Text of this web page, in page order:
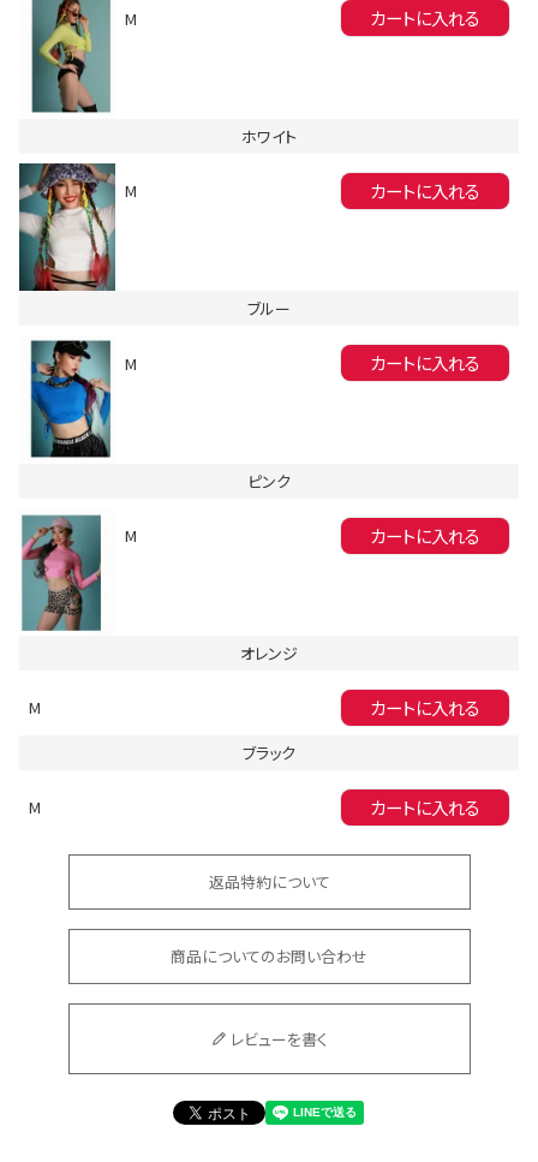
M カートに入れる
ホワイト
M カートに入れる
ブルー
M カートに入れる
ピンク
M カートに入れる
オレンジ
M カートに入れる
ブラック
M カートに入れる
返品特約について
商品についてのお問い合わせ
レビューを書く